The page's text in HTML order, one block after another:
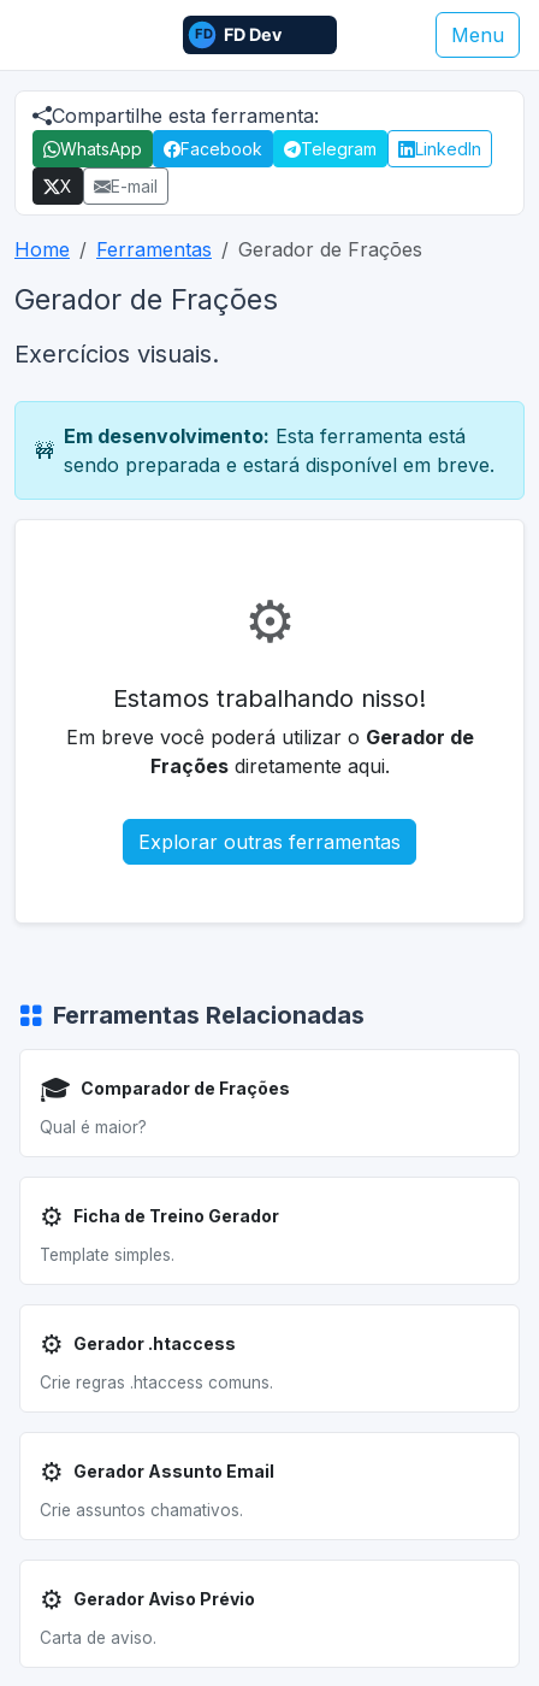
Menu
Compartilhe esta ferramenta:
WhatsApp Facebook Telegram
LinkedIn
X
E-mail
Home Ferramentas Gerador de Frações
Gerador de Frações
Exercícios visuais.
🚧
Em desenvolvimento: Esta ferramenta está
sendo preparada e estará disponível em breve.
⚙️
Estamos trabalhando nisso!
Em breve você poderá utilizar o Gerador de
Fraçõesdiretamente aqui.
Explorar outras ferramentas
Ferramentas Relacionadas
🎓 Comparador de Frações
Qual é maior?
⚙️ Ficha de Treino Gerador
Template simples.
⚙️ Gerador .htaccess
Crie regras .htaccess comuns.
⚙️ Gerador Assunto Email
Crie assuntos chamativos.
⚙️ Gerador Aviso Prévio
Carta de aviso.